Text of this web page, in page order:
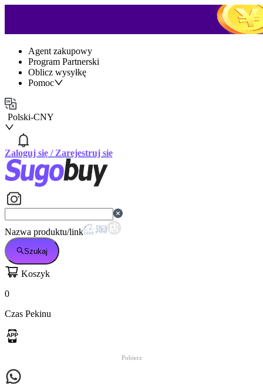
Agent zakupowy
Program Partnerski
Oblicz wysyłkę
Pomoc
Polski-CNY
Zaloguj się / Zarejestruj się
Nazwa produktu/link
Szukaj
Koszyk
0
Czas Pekinu
Pobierz